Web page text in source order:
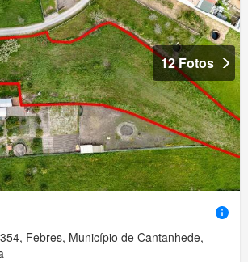
12 Fotos
Febres, Município de Cantanhede,